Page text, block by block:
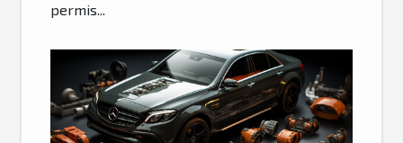
permis...